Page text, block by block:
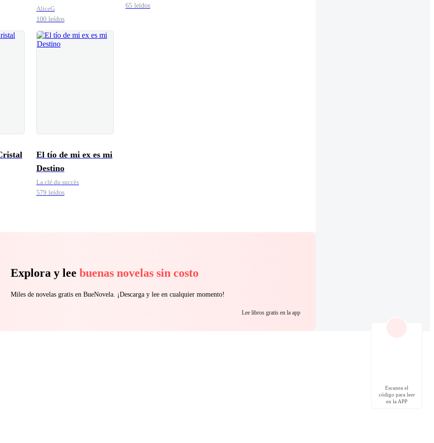
AliceG
100 leídos
65 leídos
El tío de mi ex es mi
Destino
La clé du succès
579 leídos
Explora y lee buenas novelas sin costo
Miles de novelas gratis en BueNovela. ¡Descarga y lee en cualquier momento!
Lee libros gratis en la app
Escanea el
código para leer
en la APP